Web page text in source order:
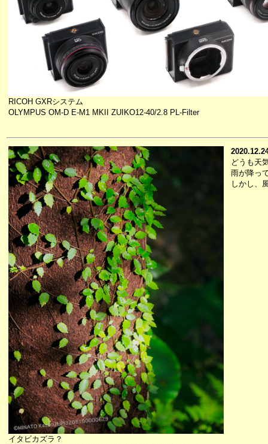
RICOH GXRシステム
OLYMPUS OM-D E-M1 MKII ZUIKO12-40/2.8 PL-Filter
イタビカズラ？
どうも天
雨が降っ
しかし、